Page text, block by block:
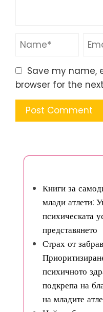
Save my name,
browser for the
Книги за
млади атлети:
психическата
представянето
Страх от
психичното
подкрепа на
на младите